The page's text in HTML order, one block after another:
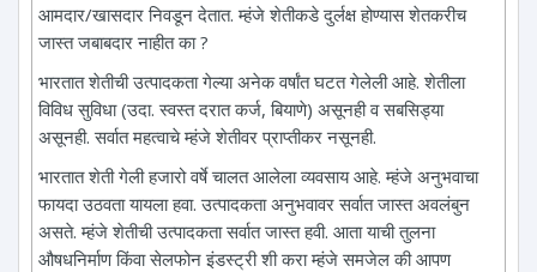
आमदार/खासदार निवडून देतात. म्हंजे शेतीकडे दुर्लक्ष होण्यास शेतकरीच
जास्त जबाबदार नाहीत का ?
भारतात शेतीची उत्पादकता गेल्या अनेक वर्षांत घटत गेलेली आहे. शेतीला
विविध सुविधा (उदा. स्वस्त दरात कर्ज, बियाणे) असूनही व सबसिड्या
असूनही. सर्वात महत्वाचे म्हंजे शेतीवर प्राप्तीकर नसूनही.
भारतात शेती गेली हजारो वर्षे चालत आलेला व्यवसाय आहे. म्हंजे अनुभवाचा
फायदा उठवता यायला हवा. उत्पादकता अनुभवावर सर्वात जास्त अवलंबुन
असते. म्हंजे शेतीची उत्पादकता सर्वात जास्त हवी. आता याची तुलना
औषधनिर्माण किंवा सेलफोन इंडस्ट्री शी करा म्हंजे समजेल की आपण